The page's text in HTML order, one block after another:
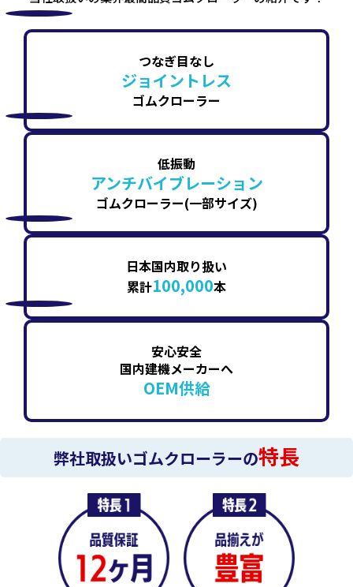
つなぎ目なし
ジョイントレス
ゴムクローラー
低振動
アンチバイブレーション
ゴムクローラー(一部サイズ)
日本国内取り扱い
累計100,000本
安心安全
国内建機メーカーへ
OEM供給
弊社取扱いゴムクローラーの特長